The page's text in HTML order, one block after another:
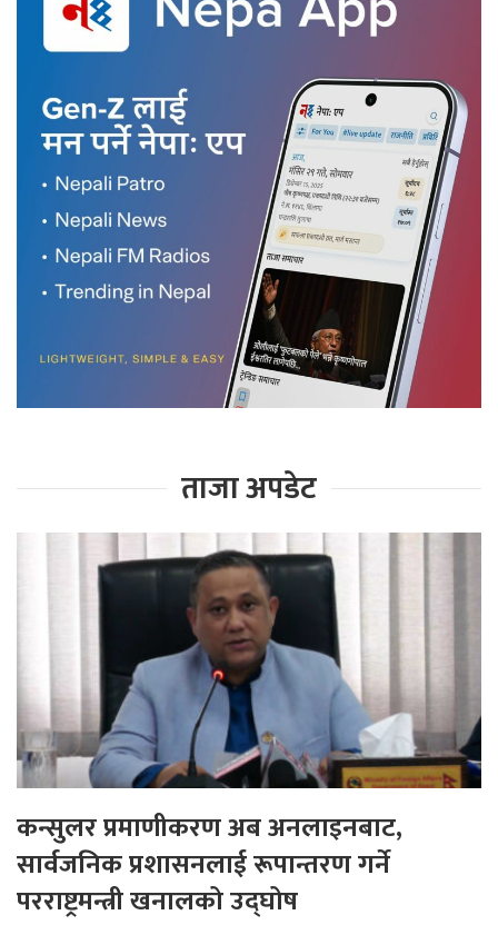
ताजा अपडेट
कन्सुलर प्रमाणीकरण अब अनलाइनबाट,
सार्वजनिक प्रशासनलाई रूपान्तरण गर्ने
परराष्ट्रमन्त्री खनालको उद्घोष